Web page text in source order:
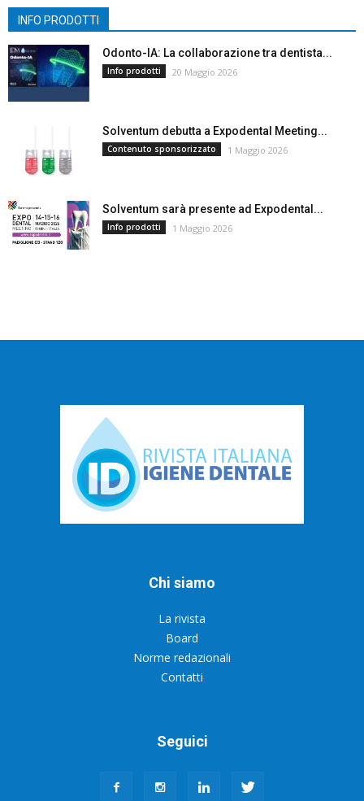
INFO PRODOTTI
Odonto-IA: La collaborazione tra dentista...
Info prodotti 20 Maggio 2026
Solventum debutta a Expodental Meeting...
Contenuto sponsorizzato 1 Maggio 2026
Solventum sarà presente ad Expodental...
Info prodotti 1 Maggio 2026
Chi siamo
La rivista
Board
Norme redazionali
Contatti
Seguici